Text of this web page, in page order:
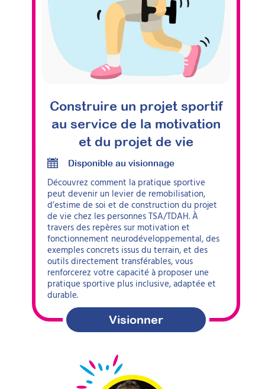
Construire un projet sportif
au service de la motivation
et du projet de vie
Disponible au visionnage
Découvrez comment la pratique sportive
peut devenir un levier de remobilisation,
d’estime de soi et de construction du projet
de vie chez les personnes TSA/TDAH. À
travers des repères sur motivation et
fonctionnement neurodéveloppemental, des
exemples concrets issus du terrain, et des
outils directement transférables, vous
renforcerez votre capacité à proposer une
pratique sportive plus inclusive, adaptée et
durable.
Visionner